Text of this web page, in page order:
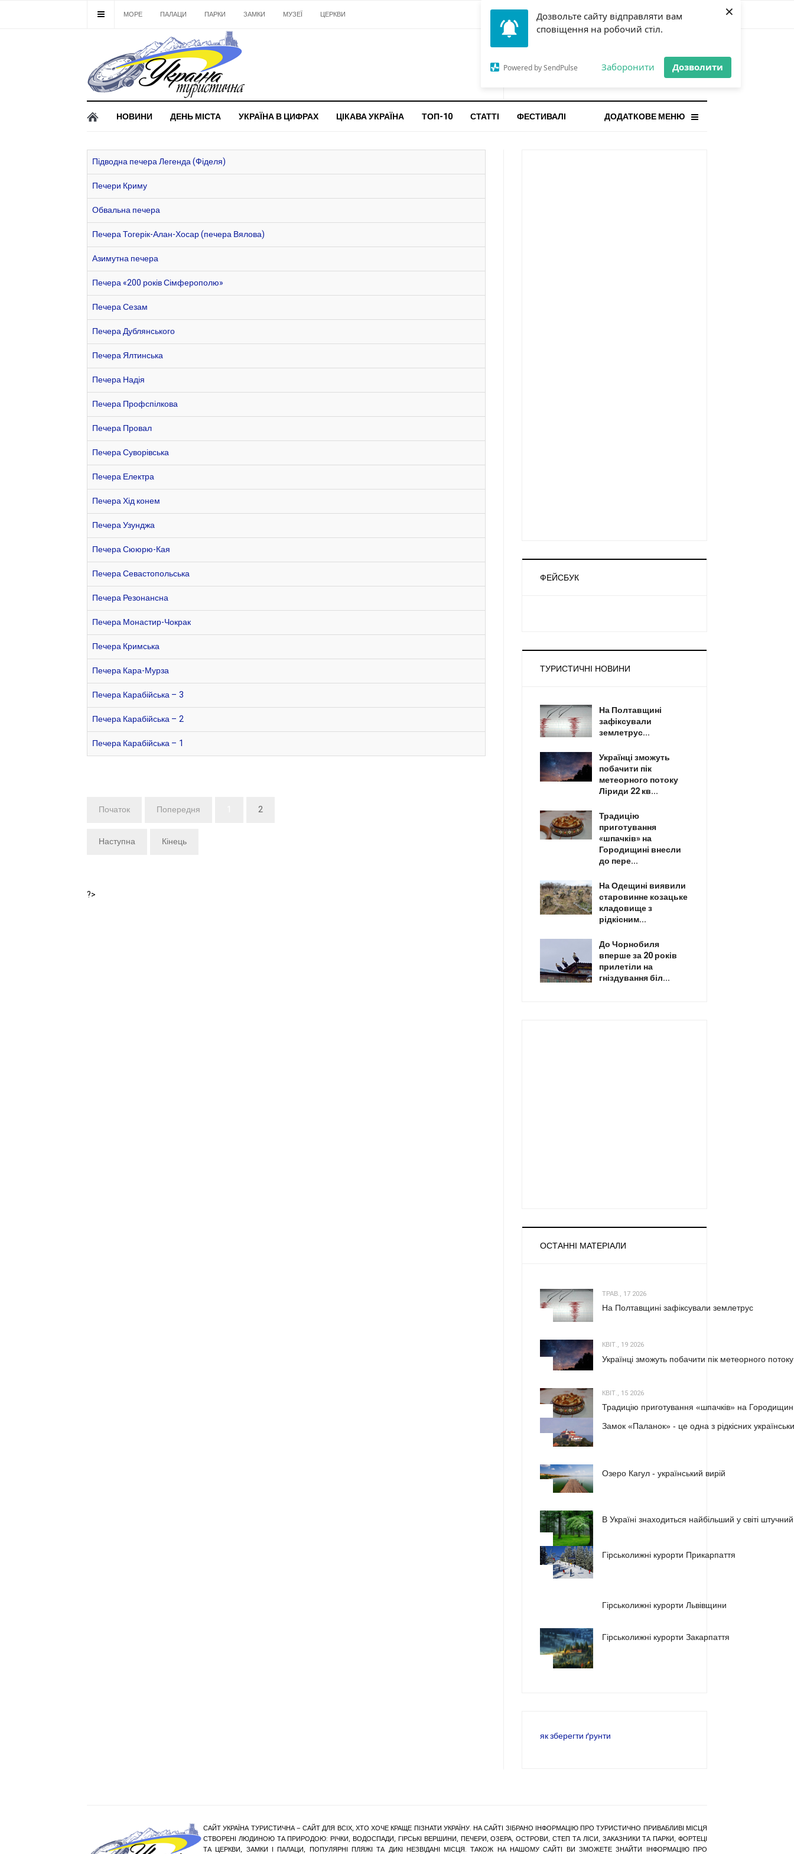
Дозвольте сайту відправляти вам
сповіщення на робочий стіл.
Powered by SendPulse Заборонити Дозволити
×
МОРЕ ПАЛАЦИ ПАРКИ ЗАМКИ МУЗЕЇ ЦЕРКВИ
ОСТАННЯ НОВИНА
Gorilla і відповідальна гра:
чому ліміти важливі поруч із
НОВИНИ ДЕНЬ МІСТА УКРАЇНА В ЦИФРАХ ЦІКАВА УКРАЇНА ТОП-10 СТАТТІ ДОДАТКОВЕ МЕНЮ
ФЕСТИВАЛІ
Підводна печера Легенда (Фіделя)
Печери Криму
Обвальна печера
Печера Тогерік-Алан-Хосар (печера Вялова)
Азимутна печера
Печера «200 років Сімферополю»
Печера Сезам
Печера Дублянського
Печера Ялтинська
Печера Надія
Печера Профспілкова
Печера Провал
Печера Суворівська
Печера Електра
Печера Хід конем
Печера Узунджа
Печера Сююрю-Кая
Печера Севастопольська
Печера Резонансна
Печера Монастир-Чокрак
Печера Кримська
Печера Кара-Мурза
Печера Карабійська – 3
Печера Карабійська – 2
Печера Карабійська – 1
Початок Попередня 2
Наступна Кінець
?>
ФЕЙСБУК
ТУРИСТИЧНІ НОВИНИ
На Полтавщині
зафіксували
землетрус...
Українці зможуть
побачити пік
метеорного потоку
Ліриди 22 кв...
Традицію
приготування
«шпачків» на
Городищині внесли
до пере...
На Одещині виявили
старовинне козацьке
кладовище з
рідкісним...
До Чорнобиля
вперше за 20 років
прилетіли на
гніздування біл...
ОСТАННІ МАТЕРІАЛИ
ТРАВ., 17 2026
На Полтавщині зафіксували землетрус
КВІТ., 19 2026
Українці зможуть побачити пік метеорного
КВІТ., 15 2026
Традицію приготування «шпачків» на
Замок «Паланок» - це одна з рідкісних
Озеро Кагул - український вирій
В Україні знаходиться найбільший у світі штучний
Гірськолижні курорти Прикарпаття
Гірськолижні курорти Львівщини
Гірськолижні курорти Закарпаття
як зберегти ґрунти
САЙТ УКРАЇНА ТУРИСТИЧНА – САЙТ ДЛЯ ВСІХ, ХТО ХОЧЕ КРАЩЕ ПІЗНАТИ УКРАЇНУ. НА САЙТІ ЗІБРАНО ІНФОРМАЦІЮ ПРО ТУРИСТИЧНО ПРИВАБЛИВІ МІСЦЯ
СТВОРЕНІ ЛЮДИНОЮ ТА ПРИРОДОЮ: РІЧКИ, ВОДОСПАДИ, ГІРСЬКІ ВЕРШИНИ, ПЕЧЕРИ, ОЗЕРА, ОСТРОВИ, СТЕП ТА ЛІСИ, ЗАКАЗНИКИ ТА ПАРКИ, ФОРТЕЦІ
ТА ЦЕРКВИ, ЗАМКИ І ПАЛАЦИ, ПОПУЛЯРНІ ПЛЯЖІ ТА ДИКІ НЕЗВІДАНІ МІСЦЯ. ТАКОЖ НА НАШОМУ САЙТІ ВИ ЗМОЖЕТЕ ЗНАЙТИ ІНФОРМАЦІЮ ПРО